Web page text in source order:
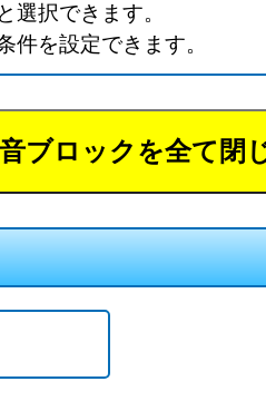
選択できます。
件を設定できます。